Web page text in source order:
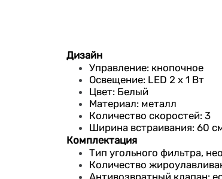
Дизайн
Управление: кнопочное
Освещение: LED 2 x 1 Вт
Цвет: Белый
Материал: металл
Количество скоростей: 3
Ширина встраивания: 60
Комплектация
Тип угольного фильтра,
Количество
Антивозвратный клапан: